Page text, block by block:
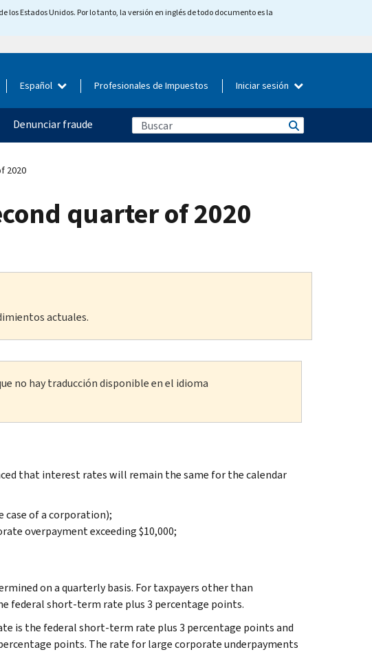
Estados Unidos. Por lo tanto, la versión en inglés de todo documento es la
Español Profesionales de Impuestos Iniciar sesión
Denunciar fraude
2020
quarter of 2020
actuales.
no hay traducción disponible en el idioma
that interest rates will remain the same for the calendar
case of a corporation);
overpayment exceeding $10,000;
on a quarterly basis. For taxpayers other than
federal short-term rate plus 3 percentage points.
is the federal short-term rate plus 3 percentage points and
points. The rate for large corporate underpayments